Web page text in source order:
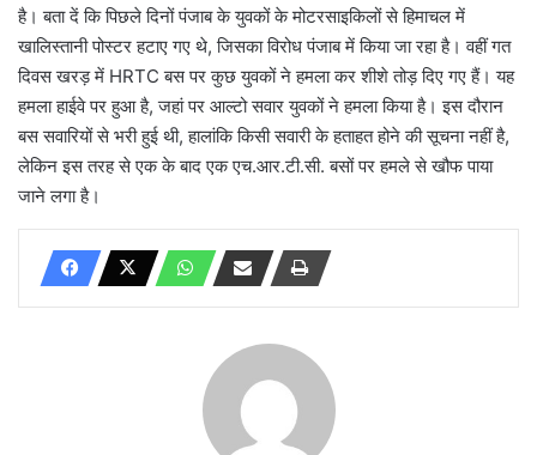
है। बता दें कि पिछले दिनों पंजाब के युवकों के मोटरसाइकिलों से हिमाचल में
खालिस्तानी पोस्टर हटाए गए थे, जिसका विरोध पंजाब में किया जा रहा है। वहीं गत
दिवस खरड़ में HRTC बस पर कुछ युवकों ने हमला कर शीशे तोड़ दिए गए हैं। यह
हमला हाईवे पर हुआ है, जहां पर आल्टो सवार युवकों ने हमला किया है। इस दौरान
बस सवारियों से भरी हुई थी, हालांकि किसी सवारी के हताहत होने की सूचना नहीं है,
लेकिन इस तरह से एक के बाद एक एच.आर.टी.सी. बसों पर हमले से खौफ पाया
जाने लगा है।